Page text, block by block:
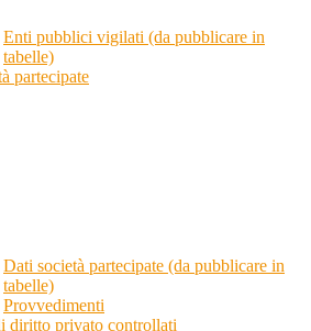
Enti pubblici vigilati (da pubblicare in
tabelle)
partecipate
Dati società partecipate (da pubblicare in
tabelle)
Provvedimenti
diritto privato controllati